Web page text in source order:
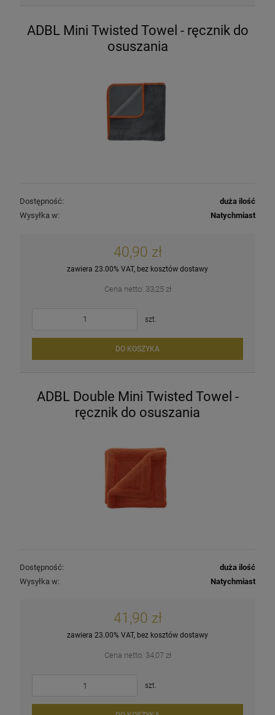
ADBL Mini Twisted Towel - ręcznik do
osuszania
Dostępność:
duża ilość
Wysyłka w:
Natychmiast
40,90 zł
zawiera 23.00% VAT, bez kosztów dostawy
Cena netto: 33,25 zł
szt.
DO KOSZYKA
ADBL Double Mini Twisted Towel -
ręcznik do osuszania
Dostępność:
duża ilość
Wysyłka w:
Natychmiast
41,90 zł
zawiera 23.00% VAT, bez kosztów dostawy
Cena netto: 34,07 zł
szt.